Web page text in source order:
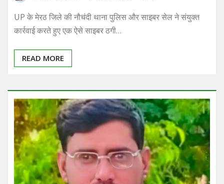
READ MORE